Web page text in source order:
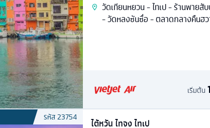
วัดเทียนหยวน - ไทเป - ร้านพายสั
- วัดหลงซันซื่อ - ตลาดกลางคืนฮว
เริ่มต้น
รหัส23754
ไต้หวัน ไทจง ไทเป